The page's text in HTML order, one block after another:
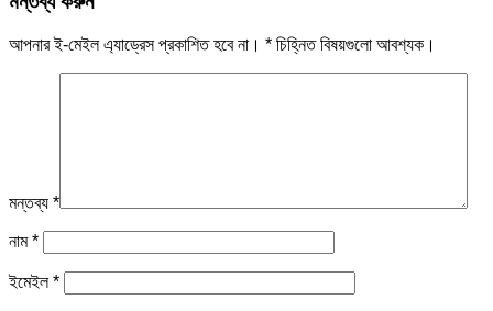
আপনার ই-মেইল এ্যাড্রেস প্রকাশিত হবে না। * চিহ্নিত বিষয়গুলো আবশ্যক।
মন্তব্য *
নাম*
ইমেইল*